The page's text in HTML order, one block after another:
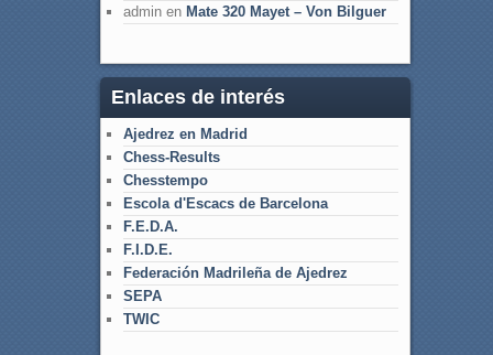
adminen Mate 320 Mayet – Von Bilguer
Enlaces de interés
Ajedrez en Madrid
Chess-Results
Chesstempo
Escola d'Escacs de Barcelona
F.E.D.A.
F.I.D.E.
Federación Madrileña de Ajedrez
SEPA
TWIC